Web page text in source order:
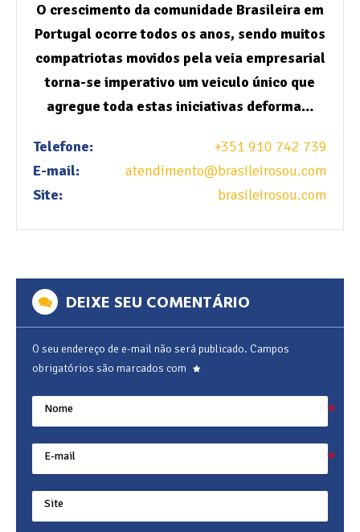
O crescimento da comunidade Brasileira em
Portugal ocorre todos os anos, sendo muitos
compatriotas movidos pela veia empresarial
torna-se imperativo um veiculo único que
agregue toda estas iniciativas deforma…
Telefone:
+351 910 742 739
E-mail:
atendimento@brasileirosou.com
Site:
brasileirosou.com
DEIXE SEU COMENTÁRIO
O seu endereço de e-mail não será publicado. Campos
obrigatórios são marcados com
Nome
E-mail
Site